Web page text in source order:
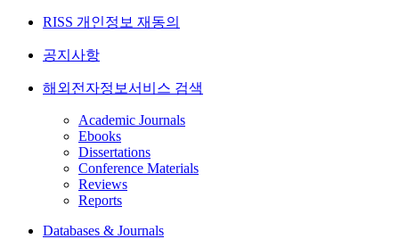
RISS 개인정보 재동의
공지사항
해외전자정보서비스 검색
Academic Journals
Ebooks
Dissertations
Conference Materials
Reviews
Reports
Databases & Journals